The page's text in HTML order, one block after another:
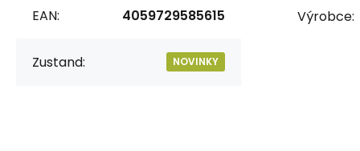
EAN: 4059729585615
Zustand: NOVINKY
Výrobce: